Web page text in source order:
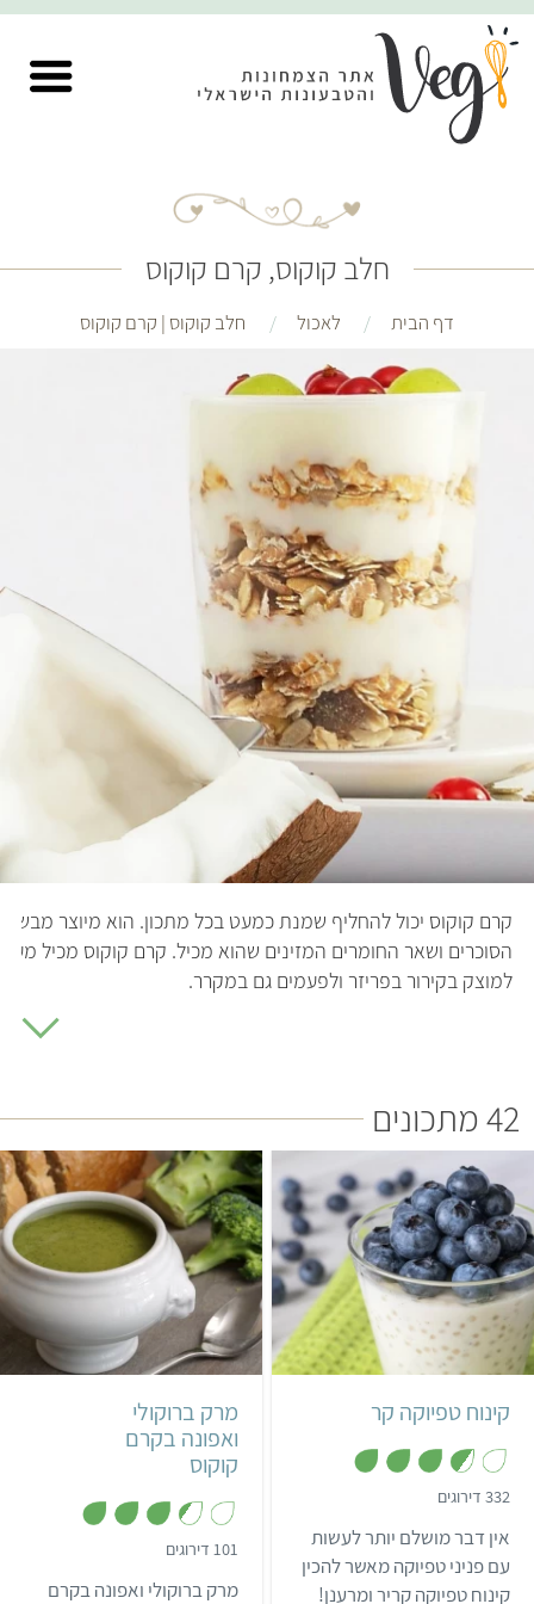
חלב קוקוס, קרם קוקוס
דף הבית לאכול חלב קוקוס | קרם קוקוס
קרם קוקוס יכול להחליף שמנת כמעט בכל מתכון. הוא מיוצר מבשר
למוצק בקירור בפריזר ולפעמים גם במקרר.
קרם הקוקוס מאפשר להכין מנות מפנקות כמו רטבים קרמיים
42 מתכונים
קל 30 דקות
8 מנות
קינוח טפיוקה קר
332 דירוגים
.
6
מ
ת
ו
אין דבר מושלם יותר לעשות
עם פניני טפיוקה מאשר להכין
קינוח טפיוקה קריר ומרענן!
קל
4 מנות
מרק ברוקולי
ואפונה בקרם
קוקוס
101 דירוגים
.
4
מרק ברוקולי ואפונה בקרם